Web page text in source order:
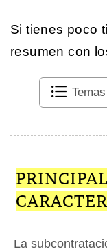
Si tienes poco
resumen con
Temas
La